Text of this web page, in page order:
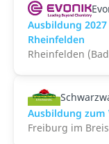
Ausbildung
Rheinfelden
Rheinfelden
Ausbildung
Freiburg im